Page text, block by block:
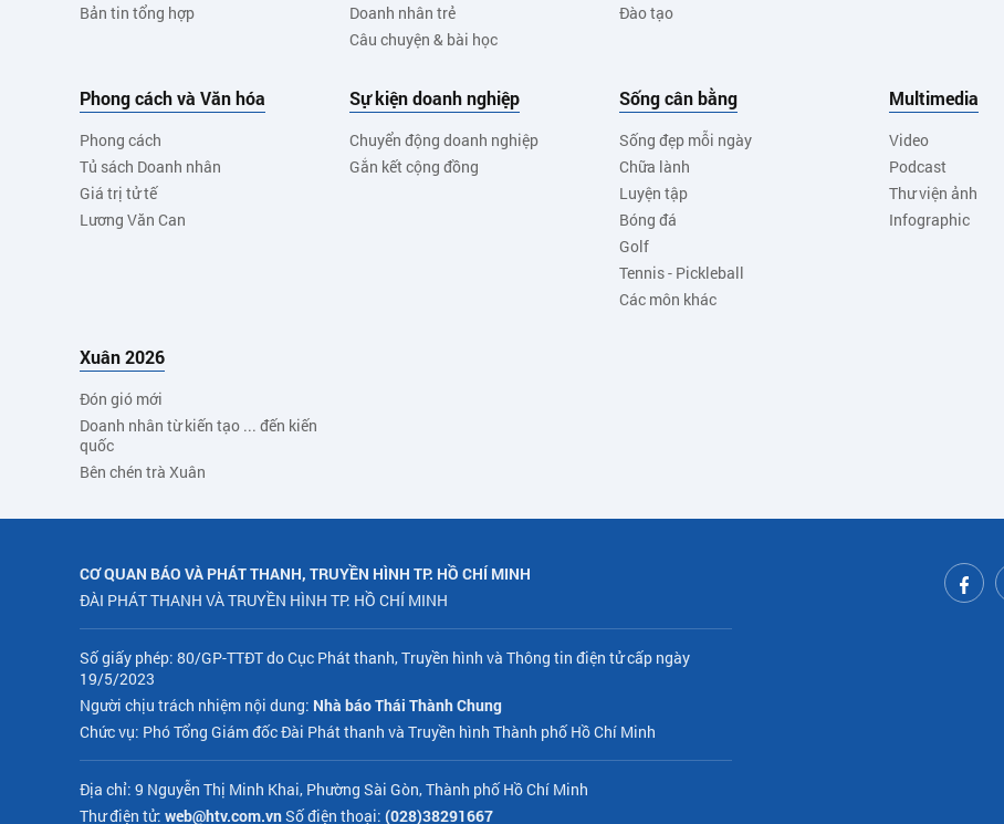
Bản tin tổng hợp
Doanh nhân trẻ
Câu chuyện & bài học
Đào tạo
Phong cách và Văn hóa
Phong cách
Tủ sách Doanh nhân
Giá trị tử tế
Lương Văn Can
Sự kiện doanh nghiệp
Chuyển động doanh nghiệp
Gắn kết cộng đồng
Sống cân bằng
Sống đẹp mỗi ngày
Chữa lành
Luyện tập
Bóng đá
Golf
Tennis - Pickleball
Các môn khác
Multimedia
Video
Podcast
Thư viện ảnh
Infographic
Xuân 2026
Đón gió mới
Doanh nhân từ kiến tạo ... đến kiến
quốc
Bên chén trà Xuân
CƠ QUAN BÁO VÀ PHÁT THANH, TRUYỀN HÌNH TP. HỒ CHÍ MINH
ĐÀI PHÁT THANH VÀ TRUYỀN HÌNH TP. HỒ CHÍ MINH
Số giấy phép: 80/GP-TTĐT do Cục Phát thanh, Truyền hình và Thông tin điện tử cấp ngày
19/5/2023
Người chịu trách nhiệm nội dung: Nhà báo Thái Thành Chung
Chức vụ: Phó Tổng Giám đốc Đài Phát thanh và Truyền hình Thành phố Hồ Chí Minh
Địa chỉ: 9 Nguyễn Thị Minh Khai, Phường Sài Gòn, Thành phố Hồ Chí Minh
Thư điện tử: web@htv.com.vnSố điện thoại: (028)38291667